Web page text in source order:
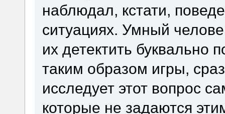
наблюдал, кстати,
ситуациях. Умный
их детектить буквально
таким образом игры,
исследует этот вопрос
которые не задаются